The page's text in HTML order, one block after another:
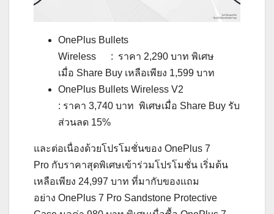
OnePlus Bullets
Wireless : ราคา 2,290 บาท พิเศษ
เมื่อ Share Buy เหลือเพียง 1,599 บาท
OnePlus Bullets Wireless V2
: ราคา 3,740 บาท พิเศษเมื่อ Share Buy รับ
ส่วนลด 15%
และต่อเนื่องด้วยโปรโมชั่นของ OnePlus 7
Pro กับราคาสุดพิเศษเข้าร่วมโปรโมชั่น เริ่มต้น
เหลือเพียง 24,997 บาท ที่มากับของแถม
อย่าง OnePlus 7 Pro Sandstone Protective